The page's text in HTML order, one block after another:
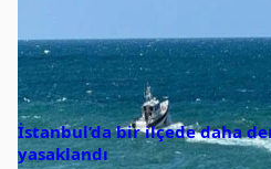
İstanbul’da bir ilçede daha
yasaklandı